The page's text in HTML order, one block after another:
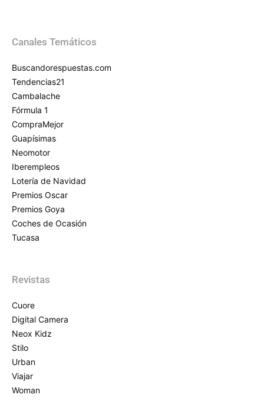
Canales Temáticos
Buscandorespuestas.com
Tendencias21
Cambalache
Fórmula 1
CompraMejor
Guapísimas
Neomotor
Iberempleos
Lotería de Navidad
Premios Oscar
Premios Goya
Coches de Ocasión
Tucasa
Revistas
Cuore
Digital Camera
Neox Kidz
Stilo
Urban
Viajar
Woman